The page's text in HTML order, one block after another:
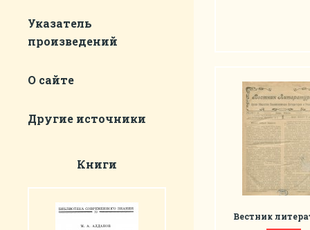
Указатель
произведений
О сайте
Другие источники
Книги
Вестник